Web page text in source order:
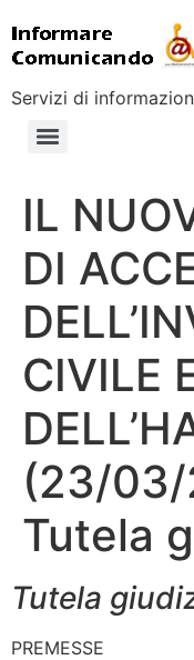
Servizi di
IL
DI
CIVILE
(23/03/
Tutela
Tutela
PREMESSE